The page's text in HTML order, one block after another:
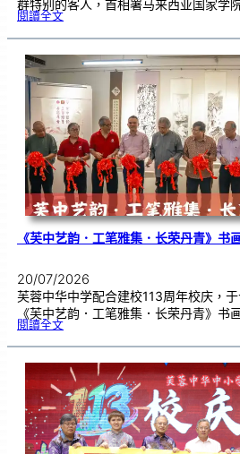
群特别的客人，首相署马来西亚国家学
閱讀全文:努
国
学
院
到
访
中
分
享
青
年
领
袖
素
质
讲
座
《芙中艺韵．工笔雅集．长荣丹青》书
20/07/2026
芙蓉中华中学配合建校113周年校庆，
《芙中艺韵．工笔雅集．长荣丹青》书
閱讀全文:《
艺
．
工
笔
雅
．
长
荣
丹
青
》
书
画
展
开